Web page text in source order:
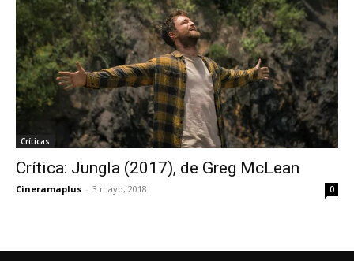
Críticas
Crítica: Jungla (2017), de Greg McLean
Cineramaplus - 3 mayo, 2018 0